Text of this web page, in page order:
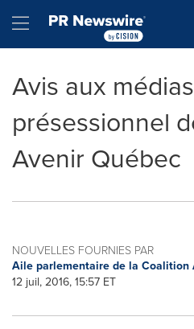
Hamburger menu
Avis aux
présessionnel
Avenir Québec
NOUVELLES FOURNIES PAR
Aile parlementaire de la Coalition
12 juil, 2016, 15:57 ET